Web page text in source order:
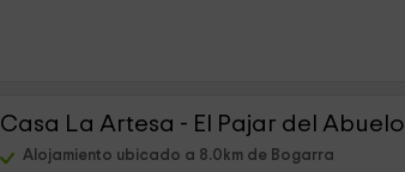
Casa La Artesa - El Pajar del Abuelo
Alojamiento ubicado a 8.0km de Bogarra